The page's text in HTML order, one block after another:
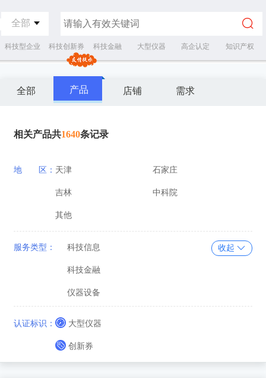
全部
科技型企业 科技创新券 科技金融 大型仪器 高企认定 知识产权
全部 产品 店铺 需求
相关产品共1640条记录
地 区： 天津 石家庄
吉林 中科院
其他
收起
服务类型： 科技信息
科技金融
仪器设备
技术转移与推广
认证标识： 大型仪器
创新券